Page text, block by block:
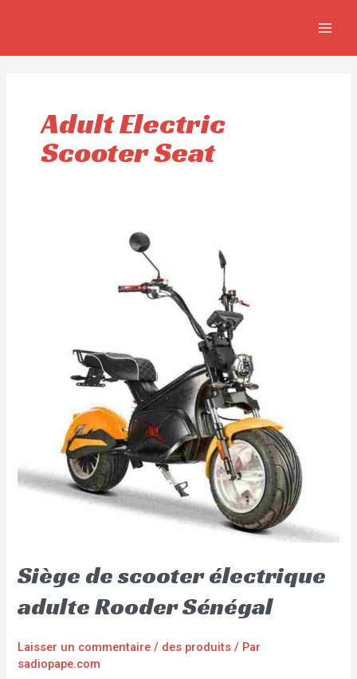
Adult Electric
Scooter Seat
Siège de scooter électrique
adulte Rooder Sénégal
Laisser un commentaire / des produits / Par
sadiopape.com